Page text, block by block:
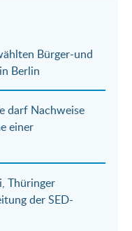
Bürger-und
Berlin
darf Nachweise
einer
Thüringer
der SED-